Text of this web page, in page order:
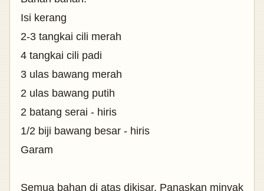
Isi kerang
2-3 tangkai cili merah
4 tangkai cili padi
3 ulas bawang merah
2 ulas bawang putih
2 batang serai - hiris
1/2 biji bawang besar - hiris
Garam
Semua bahan di atas dikisar. Panaskan minyak